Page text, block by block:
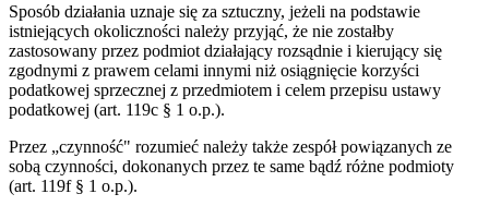
Sposób działania uznaje się za sztuczny, jeżeli na podstawie
istniejących okoliczności należy przyjąć, że nie zostałby
zastosowany przez podmiot działający rozsądnie i kierujący się
zgodnymi z prawem celami innymi niż osiągnięcie korzyści
podatkowej sprzecznej z przedmiotem i celem przepisu ustawy
podatkowej (art. 119c § 1 o.p.).
Przez „czynność" rozumieć należy także zespół powiązanych ze
sobą czynności, dokonanych przez te same bądź różne podmioty
(art. 119f § 1 o.p.).